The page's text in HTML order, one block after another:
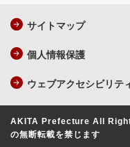
サイトマップ
個人情報保護
ウェブアクセシビリテ
AKITA Prefecture All
の無断転載を禁じます